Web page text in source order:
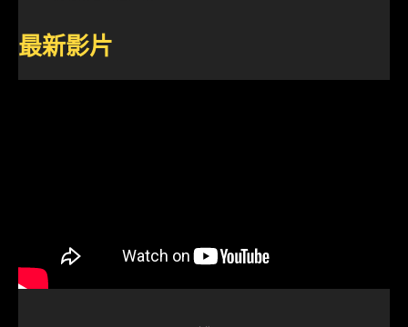
最新影片